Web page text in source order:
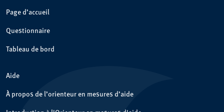
Page d’accueil
Questionnaire
Tableau de bord
Aide
À propos de l’orienteur en mesures d’aide